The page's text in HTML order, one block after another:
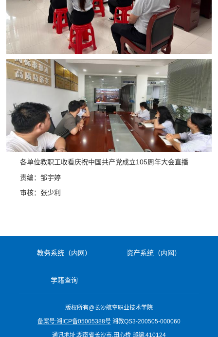
各单位教职工收看庆祝中国共产党成立105周年大会直播
责编：邹宇婷
审核：张少利
教务系统（内网） 资产系统（内网）
学籍查询
版权所有@长沙航空职业技术学院
备案号:湘ICP备05005388号 湘教QS3-200505-000060
通讯地址:湖南省长沙市.田心桥 邮编:410124